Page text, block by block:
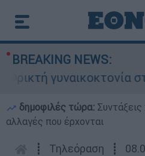
BREAKING NEWS:
γυναικοκτονία
δημοφιλές τώρα:
αλλαγές που έρχονται
┋ Τηλεόραση ┋